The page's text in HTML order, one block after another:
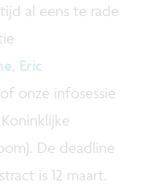
al eens te rade
, Eric
of onze infosessie
De deadline
is 12 maart.